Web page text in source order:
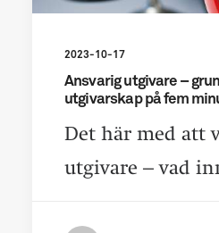
2023-10-17
Ansvarig utgivare –
utgivarskap på fem
Det här med att
utgivare – vad